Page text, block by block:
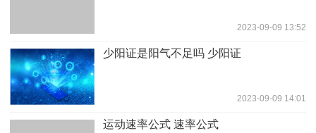
2023-09-09 13:52
少阳证是阳气不足吗 少阳证
2023-09-09 14:01
运动速率公式 速率公式